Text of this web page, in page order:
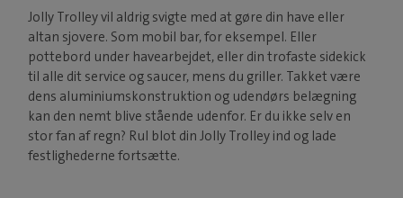
Jolly Trolley vil aldrig svigte med at gøre din have eller
altan sjovere. Som mobil bar, for eksempel. Eller
pottebord under havearbejdet, eller din trofaste sidekick
til alle dit service og saucer, mens du griller. Takket være
dens aluminiumskonstruktion og udendørs belægning
kan den nemt blive stående udenfor. Er du ikke selv en
stor fan af regn? Rul blot din Jolly Trolley ind og lade
festlighederne fortsætte.